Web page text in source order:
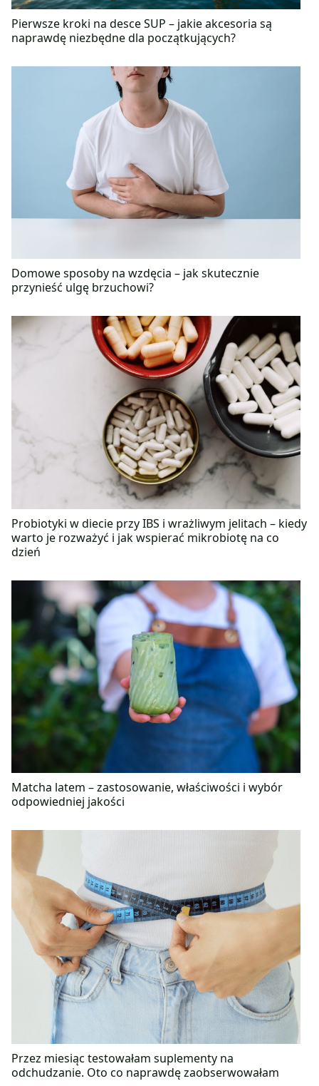
Pierwsze kroki na desce SUP – jakie akcesoria są
naprawdę niezbędne dla początkujących?
Domowe sposoby na wzdęcia – jak skutecznie
przynieść ulgę brzuchowi?
Probiotyki w diecie przy IBS i wrażliwym jelitach – kiedy
warto je rozważyć i jak wspierać mikrobiotę na co
dzień
Matcha latem – zastosowanie, właściwości i wybór
odpowiedniej jakości
Przez miesiąc testowałam suplementy na
odchudzanie. Oto co naprawdę zaobserwowałam